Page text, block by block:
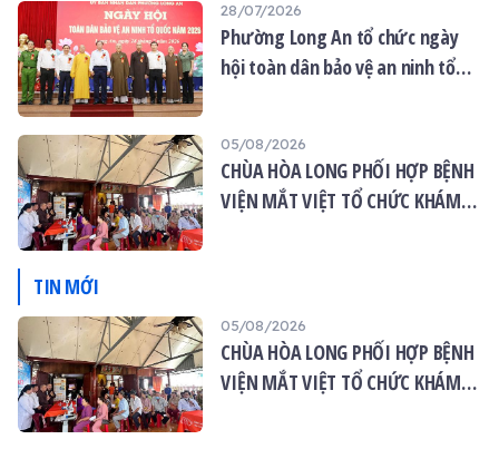
28/07/2026
Phường Long An tổ chức ngày
hội toàn dân bảo vệ an ninh tổ
05/08/2026
CHÙA HÒA LONG PHỐI HỢP BỆNH
VIỆN MẮT VIỆT TỔ CHỨC KHÁM
TIN MỚI
05/08/2026
CHÙA HÒA LONG PHỐI HỢP BỆNH
VIỆN MẮT VIỆT TỔ CHỨC KHÁM